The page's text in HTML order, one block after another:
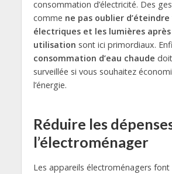
consommation d’électricité. Des
comme ne pas oublier
électriques et les lumières
utilisation sont ici primordiaux.
consommation d’eau chaude
surveillée si vous souhaitez
l’énergie.
Réduire les
l’électroménager
Les appareils électroménagers